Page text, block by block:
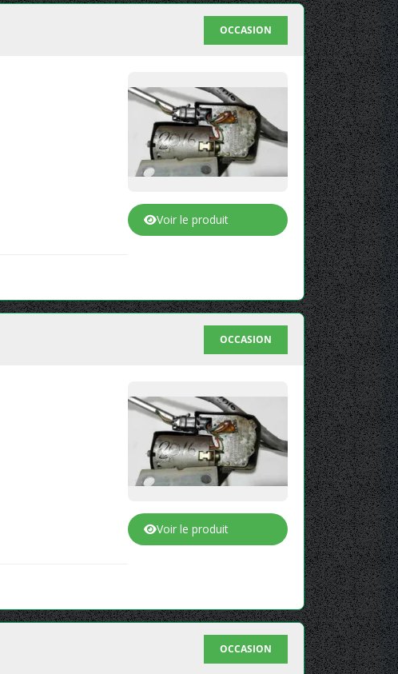
OCCASION
Voir le produit
OCCASION
Voir le produit
OCCASION